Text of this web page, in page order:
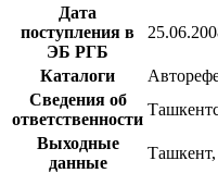
Дата
поступления в
ЭБ РГБ
Каталоги
Сведения об
ответственности
Выходные
данные
Ташкент,